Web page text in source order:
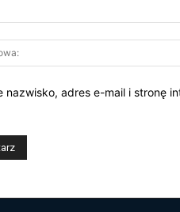
nazwisko, adres e-mail i stronę